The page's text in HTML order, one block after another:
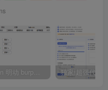
mingdon 明动 burp插件0.2.6版本 本地时间校验去除版